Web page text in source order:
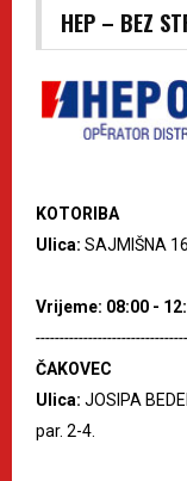
HEP – BEZ
KOTORIBA
Ulica: SAJMIŠNA 16.
Vrijeme: 08:00 -
ČAKOVEC
Ulica: JOSIPA
par. 2-4.